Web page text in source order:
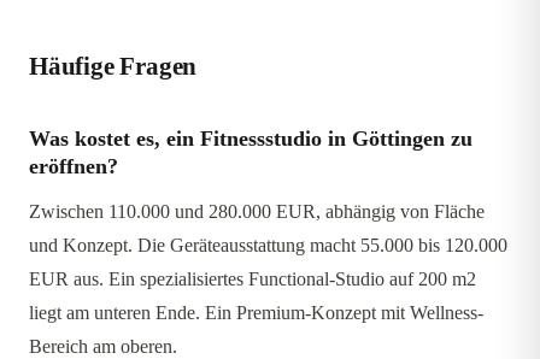
Häufige Fragen
Was kostet es, ein Fitnessstudio in Göttingen zu
eröffnen?
Zwischen 110.000 und 280.000 EUR, abhängig von Fläche
und Konzept. Die Geräteausstattung macht 55.000 bis 120.000
EUR aus. Ein spezialisiertes Functional-Studio auf 200 m2
liegt am unteren Ende. Ein Premium-Konzept mit Wellness-
Bereich am oberen.